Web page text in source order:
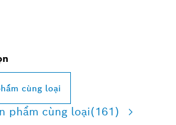
cùng loại
phẩm cùng loại(161)